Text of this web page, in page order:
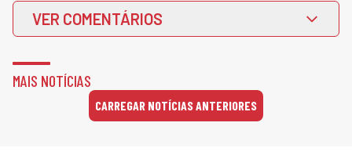
VER COMENTÁRIOS
MAIS NOTÍCIAS
CARREGAR NOTÍCIAS ANTERIORES